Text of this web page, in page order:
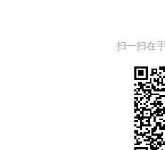
扫一扫在